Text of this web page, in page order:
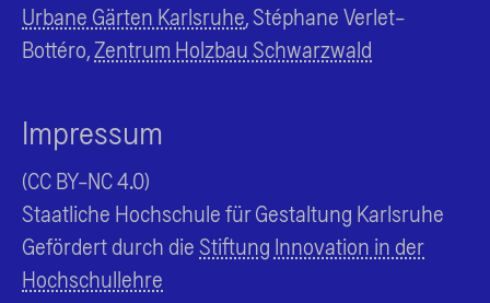
Urbane Gärten Karlsruhe , Stéphane Verlet-
Bottéro, Zentrum Holzbau Schwarzwald
Impressum
(CC BY-NC 4.0)
Staatliche Hochschule für Gestaltung Karlsruhe
Gefördert durch die Stiftung Innovation in der
Hochschullehre